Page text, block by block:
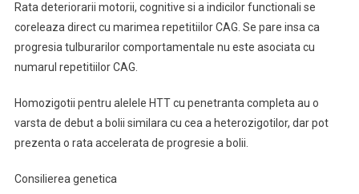
Rata deteriorarii motorii, cognitive si a indicilor functionali se
coreleaza direct cu marimea repetitiilor CAG. Se pare insa ca
progresia tulburarilor comportamentale nu este asociata cu
numarul repetitiilor CAG.
Homozigotii pentru alelele HTT cu penetranta completa au o
varsta de debut a bolii similara cu cea a heterozigotilor, dar pot
prezenta o rata accelerata de progresie a bolii.
Consilierea genetica